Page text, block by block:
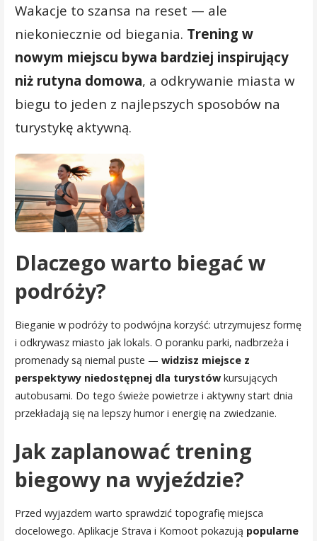
Wakacje to szansa na reset — ale
niekoniecznie od biegania. Trening w
nowym miejscu bywa bardziej inspirujący
niż rutyna domowa, a odkrywanie miasta w
biegu to jeden z najlepszych sposobów na
turystykę aktywną.
Dlaczego warto biegać w
podróży?
Bieganie w podróży to podwójna korzyść: utrzymujesz formę
i odkrywasz miasto jak lokals. O poranku parki, nadbrzeża i
promenady są niemal puste — widzisz miejsce z
perspektywy niedostępnej dla turystówkursujących
autobusami. Do tego świeże powietrze i aktywny start dnia
przekładają się na lepszy humor i energię na zwiedzanie.
Jak zaplanować trening
biegowy na wyjeździe?
Przed wyjazdem warto sprawdzić topografię miejsca
docelowego. Aplikacje Strava i Komoot pokazują popularne